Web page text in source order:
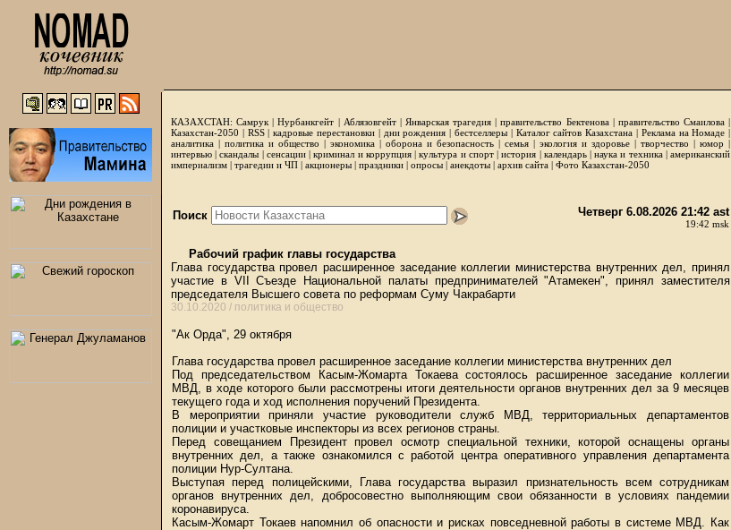
КАЗАХСТАН: Самрук |Нурбанкгейт | Аблязовгейт| Январская трагедия |правительство Бектенова| правительство Смаилова|
Казахстан-2050 | RSS|кадровые перестановки| дни рождения | бестселлеры| Каталог сайтов Казахстана | Реклама на Номаде |
аналитика | политика и общество | экономика | оборона и безопасность | семья | экология и здоровье | творчество | юмор |
интервью |скандалы | сенсации|криминал и коррупция|культура и спорт|история | календарь|наука и техника|американский
империализм | трагедии и ЧП | акционеры | праздники | опросы | анекдоты | архив сайта | Фото Казахстан-2050
Поиск Четверг 6.08.2026 21:42 ast
19:42 msk
Рабочий график главы государства
Глава государства провел расширенное заседание коллегии министерства внутренних дел, принял
участие в VII Съезде Национальной палаты предпринимателей "Атамекен", принял заместителя
председателя Высшего совета по реформам Суму Чакрабарти
30.10.2020 / политика и общество
"Ак Орда", 29 октября
Глава государства провел расширенное заседание коллегии министерства внутренних дел
Под председательством Касым-Жомарта Токаева состоялось расширенное заседание коллегии
МВД, в ходе которого были рассмотрены итоги деятельности органов внутренних дел за 9 месяцев
текущего года и ход исполнения поручений Президента.
В мероприятии приняли участие руководители служб МВД, территориальных департаментов
полиции и участковые инспекторы из всех регионов страны.
Перед совещанием Президент провел осмотр специальной техники, которой оснащены органы
внутренних дел, а также ознакомился с работой центра оперативного управления департамента
полиции Нур-Султана.
Выступая перед полицейскими, Глава государства выразил признательность всем сотрудникам
органов внутренних дел, добросовестно выполняющим свои обязанности в условиях пандемии
коронавируса.
Касым-Жомарт Токаев напомнил об опасности и рисках повседневной работы в системе МВД. Как